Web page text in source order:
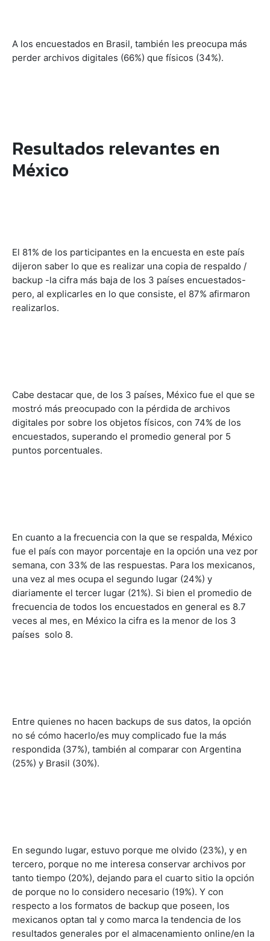
A los encuestados en Brasil, también les preocupa más
perder archivos digitales (66%) que físicos (34%).
Resultados relevantes en
México
El 81% de los participantes en la encuesta en este país
dijeron saber lo que es realizar una copia de respaldo /
backup -la cifra más baja de los 3 países encuestados-
pero, al explicarles en lo que consiste, el 87% afirmaron
realizarlos.
Cabe destacar que, de los 3 países, México fue el que se
mostró más preocupado con la pérdida de archivos
digitales por sobre los objetos físicos, con 74% de los
encuestados, superando el promedio general por 5
puntos porcentuales.
En cuanto a la frecuencia con la que se respalda, México
fue el país con mayor porcentaje en la opción una vez por
semana, con 33% de las respuestas. Para los mexicanos,
una vez al mes ocupa el segundo lugar (24%) y
diariamente el tercer lugar (21%). Si bien el promedio de
frecuencia de todos los encuestados en general es 8.7
veces al mes, en México la cifra es la menor de los 3
países  solo 8.
Entre quienes no hacen backups de sus datos, la opción
no sé cómo hacerlo/es muy complicado fue la más
respondida (37%), también al comparar con Argentina
(25%) y Brasil (30%).
En segundo lugar, estuvo porque me olvido (23%), y en
tercero, porque no me interesa conservar archivos por
tanto tiempo (20%), dejando para el cuarto sitio la opción
de porque no lo considero necesario (19%). Y con
respecto a los formatos de backup que poseen, los
mexicanos optan tal y como marca la tendencia de los
resultados generales por el almacenamiento online/en la